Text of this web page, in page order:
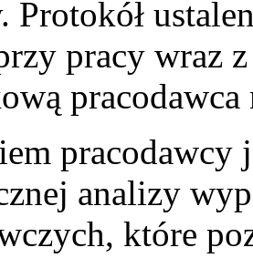
Protokół
pracy wraz z
pracodawcy
analizy
które